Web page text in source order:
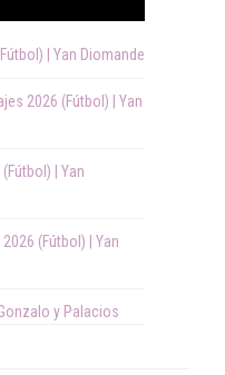
| Yan Diomande
2026 (Fútbol) | Yan
| Yan
(Fútbol) | Yan
y Palacios